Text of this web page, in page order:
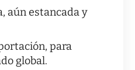
aún estancada y
para
global.